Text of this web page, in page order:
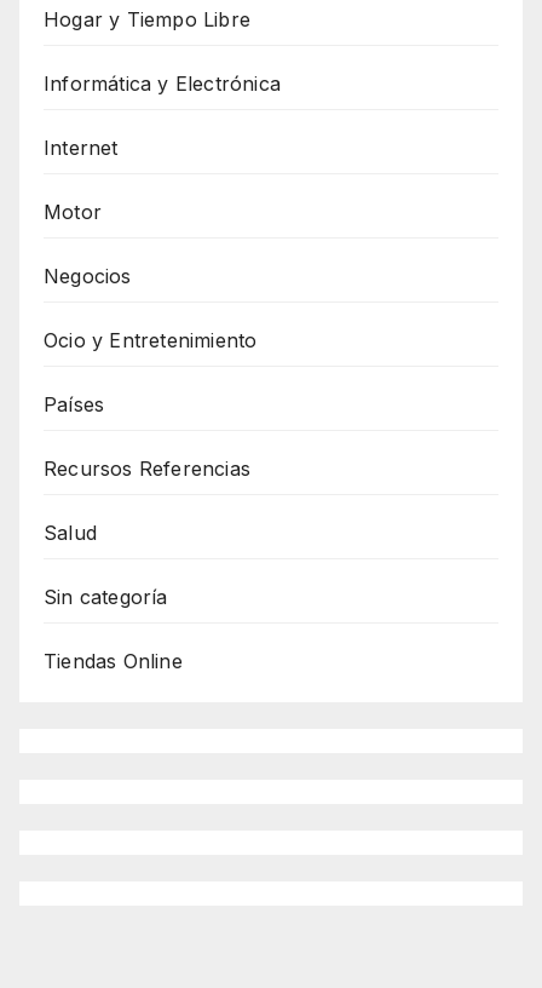
Hogar y Tiempo Libre
Informática y Electrónica
Internet
Motor
Negocios
Ocio y Entretenimiento
Países
Recursos Referencias
Salud
Sin categoría
Tiendas Online